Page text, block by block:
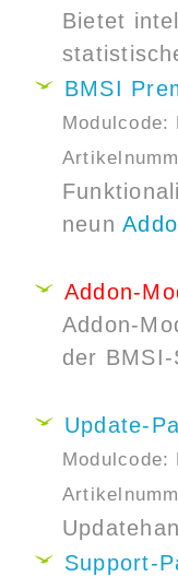
Bietet
BMSI
neun
Addon-
Addon-
der
Update-
Support-